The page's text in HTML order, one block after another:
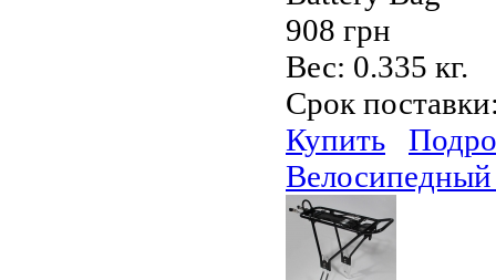
908 грн
Вес: 0.335 кг.
Срок
Купить